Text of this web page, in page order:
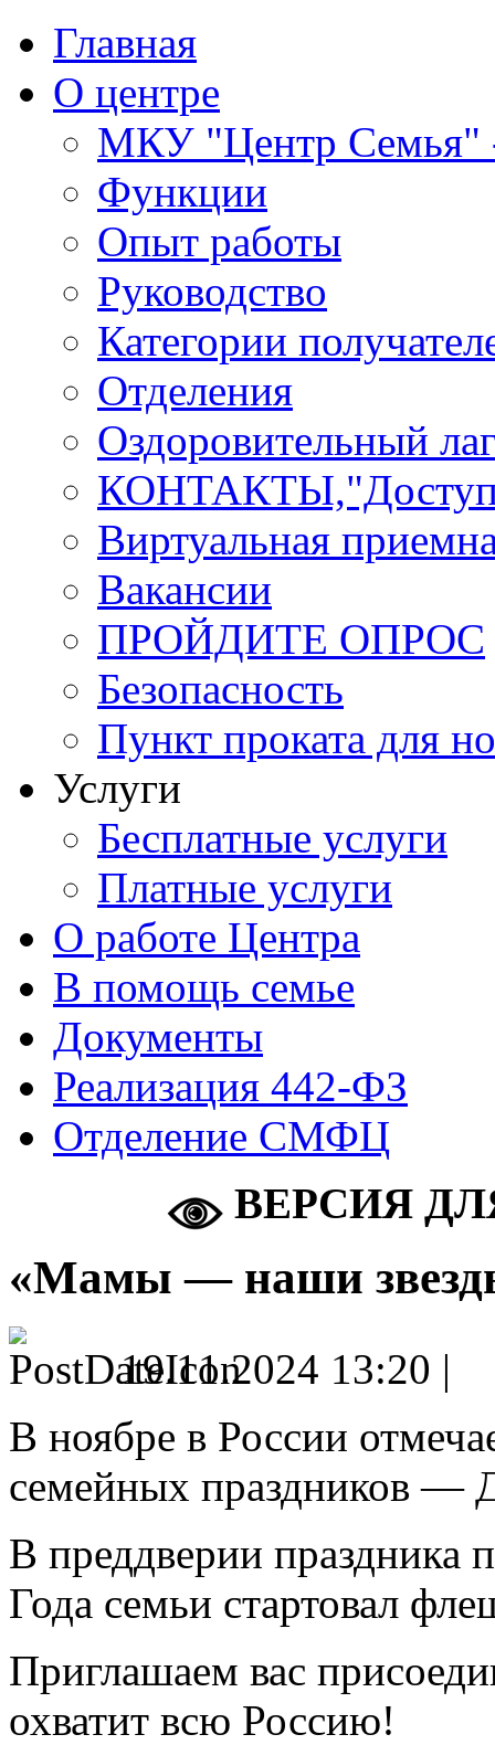
Главная
О центре
МКУ "Центр Семья"
Функции
Опыт работы
Руководство
Категории
Отделения
Оздоровительный
Виртуальная
Вакансии
ПРОЙДИТЕ ОПРОС
Безопасность
Пункт проката для
Услуги
Бесплатные услуги
Платные услуги
О работе Центра
В помощь семье
Документы
Реализация 442-ФЗ
Отделение СМФЦ
ВЕРСИЯ
«Мамы — наши
19.11.2024 13:20 |
В ноябре в России
семейных праздников —
В преддверии праздника
Года семьи стартовал
Приглашаем вас
охватит всю Россию!